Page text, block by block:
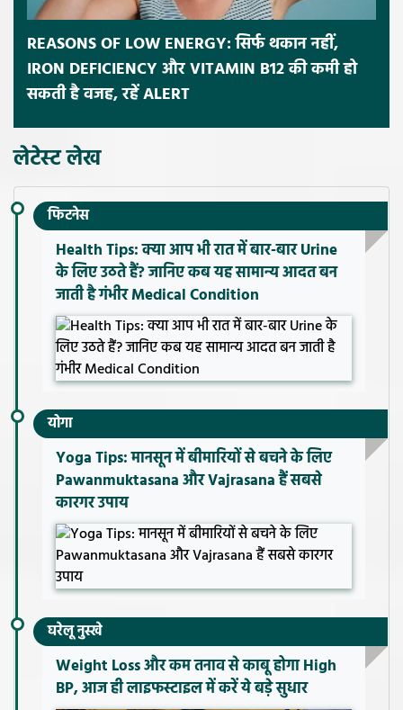
REASONS OF LOW ENERGY: सिर्फ थकान नहीं,
IRON DEFICIENCY और VITAMIN B12 की कमी हो
सकती है वजह, रहें ALERT
लेटेस्ट लेख
फिटनेस
Health Tips: क्या आप भी रात में बार-बार Urine
के लिए उठते हैं? जानिए कब यह सामान्य आदत बन
जाती है गंभीर Medical Condition
योगा
Yoga Tips: मानसून में बीमारियों से बचने के लिए
Pawanmuktasana और Vajrasana हैं सबसे
कारगर उपाय
घरेलू नुस्खे
Weight Loss और कम तनाव से काबू होगा High
BP, आज ही लाइफस्टाइल में करें ये बड़े सुधार